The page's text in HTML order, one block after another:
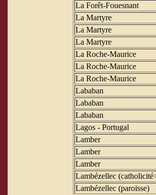
La Forêt-Fouesnant
La Martyre
La Martyre
La Martyre
La Roche-Maurice
La Roche-Maurice
La Roche-Maurice
Lababan
Lababan
Lababan
Lagos - Portugal
Lamber
Lamber
Lamber
Lambézellec
Lambézellec (paroisse)